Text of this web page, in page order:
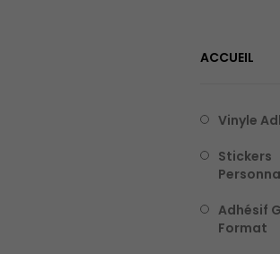
ACCUEIL
Vinyle
Stickers
Adhésif
Format